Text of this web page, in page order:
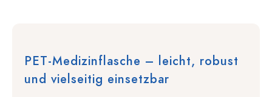
PET-Medizinflasche – leicht, robust
und vielseitig einsetzbar